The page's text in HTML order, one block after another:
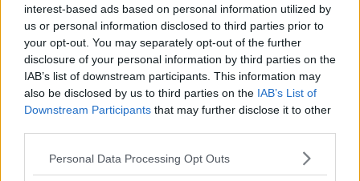
interest-based ads based on personal information utilized by
us or personal information disclosed to third parties prior to
your opt-out. You may separately opt-out of the further
disclosure of your personal information by third parties on the
IAB’s list of downstream participants. This information may
also be disclosed by us to third parties on the IAB’s List of
Downstream Participants that may further disclose it to other
Please note that this website/app uses one or more Google
Personal Data Processing Opt Outs